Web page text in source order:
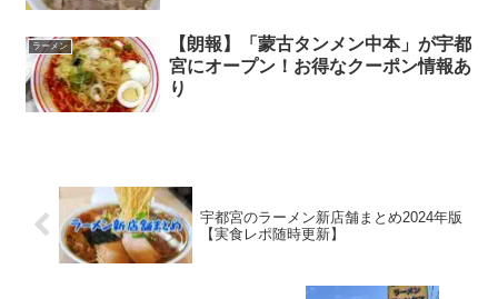
ラーメン
【朗報】「蒙古タンメン中本」が宇都
宮に​オープン！お得なクーポン情報あ
り
宇都宮のラーメン新店舗まとめ2024年版
【実食レポ随時更新】